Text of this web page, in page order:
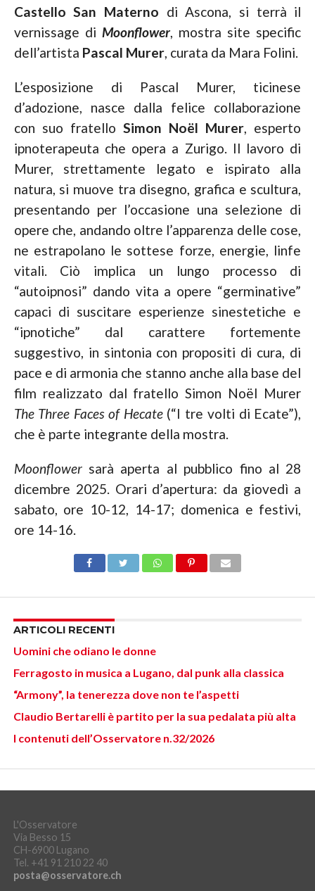
Castello San Materno di Ascona, si terrà il
vernissage di Moonflower, mostra site specific
dell’artista Pascal Murer, curata da Mara Folini.
L’esposizione di Pascal Murer, ticinese
d’adozione, nasce dalla felice collaborazione
con suo fratello Simon Noël Murer, esperto
ipnoterapeuta che opera a Zurigo. Il lavoro di
Murer, strettamente legato e ispirato alla
natura, si muove tra disegno, grafica e scultura,
presentando per l’occasione una selezione di
opere che, andando oltre l’apparenza delle cose,
ne estrapolano le sottese forze, energie, linfe
vitali. Ciò implica un lungo processo di
“autoipnosi” dando vita a opere “germinative”
capaci di suscitare esperienze sinestetiche e
“ipnotiche” dal carattere fortemente
suggestivo, in sintonia con propositi di cura, di
pace e di armonia che stanno anche alla base del
film realizzato dal fratello Simon Noël Murer
The Three Faces of Hecate(“I tre volti di Ecate”),
che è parte integrante della mostra.
Moonflower sarà aperta al pubblico fino al 28
dicembre 2025. Orari d’apertura: da giovedì a
sabato, ore 10-12, 14-17; domenica e festivi,
ore 14-16.
ARTICOLI RECENTI
Uomini che odiano le donne
Ferragosto in musica a Lugano, dal punk alla classica
“Armony”, la tenerezza dove non te l’aspetti
Claudio Bertarelli è partito per la sua pedalata più alta
I contenuti dell’Osservatore n.32/2026
L'Osservatore
Via Besso 15
CH-6900 Lugano
Tel. +41 91 210 22 40
posta@osservatore.ch